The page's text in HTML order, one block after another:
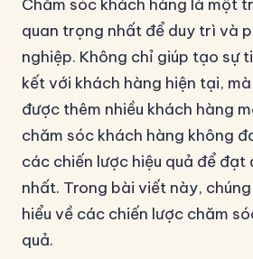
Chăm sóc khách hàng là một
quan trọng nhất để duy trì và
nghiệp. Không chỉ giúp tạo sự
kết với khách hàng hiện tại,
được thêm nhiều khách hàng
chăm sóc khách hàng không
các chiến lược hiệu quả để
nhất. Trong bài viết này,
hiểu về các chiến lược chăm
quả.